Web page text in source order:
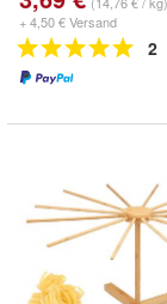
+ 4,50 € Versand
2